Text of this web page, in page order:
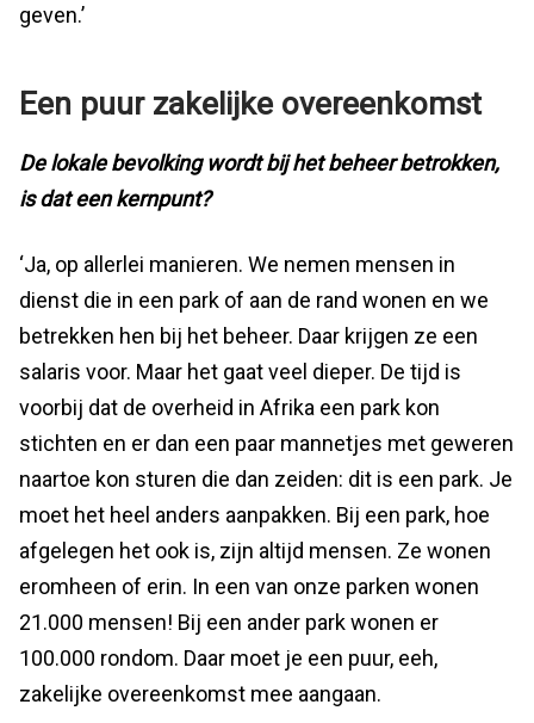
geven.’
Een puur zakelijke overeenkomst
De lokale bevolking wordt bij het beheer betrokken,
is dat een kernpunt?
‘Ja, op allerlei manieren. We nemen mensen in
dienst die in een park of aan de rand wonen en we
betrekken hen bij het beheer. Daar krijgen ze een
salaris voor. Maar het gaat veel dieper. De tijd is
voorbij dat de overheid in Afrika een park kon
stichten en er dan een paar mannetjes met geweren
naartoe kon sturen die dan zeiden: dit is een park. Je
moet het heel anders aanpakken. Bij een park, hoe
afgelegen het ook is, zijn altijd mensen. Ze wonen
eromheen of erin. In een van onze parken wonen
21.000 mensen! Bij een ander park wonen er
100.000 rondom. Daar moet je een puur, eeh,
zakelijke overeenkomst mee aangaan.